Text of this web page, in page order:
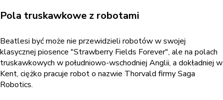
Pola truskawkowe z robotami
Beatlesi być może nie przewidzieli robotów w swojej
klasycznej piosence "Strawberry Fields Forever", ale na polach
truskawkowych w południowo-wschodniej Anglii, a dokładniej w
Kent, ciężko pracuje robot o nazwie Thorvald firmy Saga
Robotics.